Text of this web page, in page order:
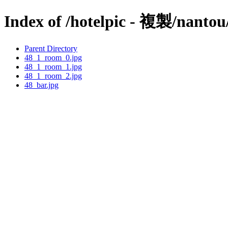
Index of /hotelpic - 複製/
Parent Directory
48_1_room_0.jpg
48_1_room_1.jpg
48_1_room_2.jpg
48_bar.jpg